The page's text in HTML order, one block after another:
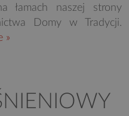
łamach naszej strony
Domy w Tradycji.
»